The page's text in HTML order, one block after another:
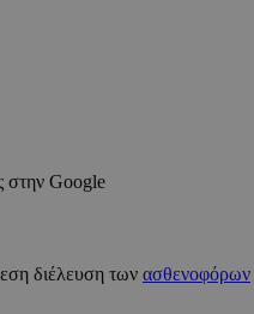
στην Google
διέλευση των ασθενοφόρων